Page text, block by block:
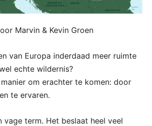
Marvin & Kevin Groen
van Europa inderdaad meer ruimte
echte wildernis?
manier om erachter te komen: door
te ervaren.
vage term. Het beslaat heel veel